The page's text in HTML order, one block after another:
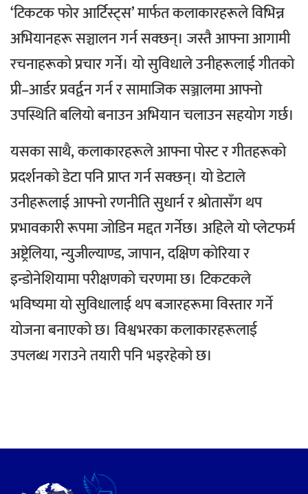
‘टिकटक फोर आर्टिस्ट्स’ मार्फत कलाकारहरूले विभिन्न
अभियानहरू सञ्चालन गर्न सक्छन्। जस्तै आफ्ना आगामी
रचनाहरूको प्रचार गर्ने। यो सुविधाले उनीहरूलाई गीतको
प्री–आर्डर प्रवर्द्वन गर्न र सामाजिक सञ्जालमा आफ्नो
उपस्थिति बलियो बनाउन अभियान चलाउन सहयोग गर्छ।
यसका साथै, कलाकारहरूले आफ्ना पोस्ट र गीतहरूको
प्रदर्शनको डेटा पनि प्राप्त गर्न सक्छन्। यो डेटाले
उनीहरूलाई आफ्नो रणनीति सुधार्न र श्रोतासँग थप
प्रभावकारी रूपमा जोडिन मद्दत गर्नेछ। अहिले यो प्लेटफर्म
अष्ट्रेलिया, न्युजील्याण्ड, जापान, दक्षिण कोरिया र
इन्डोनेशियामा परीक्षणको चरणमा छ। टिकटकले
भविष्यमा यो सुविधालाई थप बजारहरूमा विस्तार गर्ने
योजना बनाएको छ। विश्वभरका कलाकारहरूलाई
उपलब्ध गराउने तयारी पनि भइरहेको छ।